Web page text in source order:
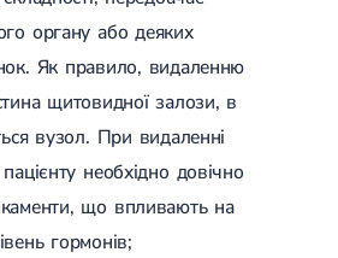
органу або деяких
Як правило, видаленню
щитовидної залози, в
вузол. При видаленні
необхідно довічно
що впливають на
гормонів;